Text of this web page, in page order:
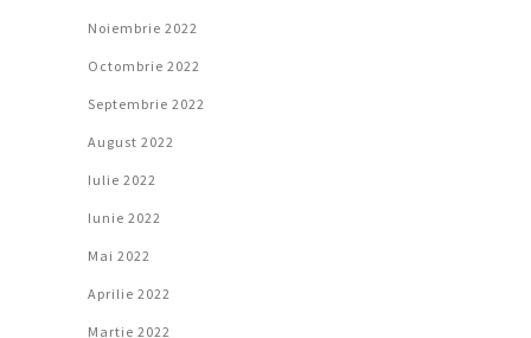
Noiembrie 2022
Octombrie 2022
Septembrie 2022
August 2022
Iulie 2022
Iunie 2022
Mai 2022
Aprilie 2022
Martie 2022